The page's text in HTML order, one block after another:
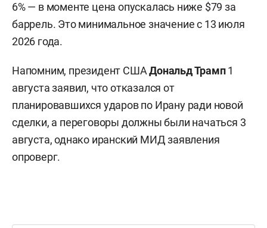
6% — в моменте цена опускалась ниже $79 за
баррель. Это минимальное значение с 13 июля
2026 года.
Напомним, президент СШАДональд Трамп1
августа заявил, что отказался от
планировавшихся ударов по Ирану ради новой
сделки, а переговоры должны были начаться 3
августа, однако иранский МИД заявления
опроверг.